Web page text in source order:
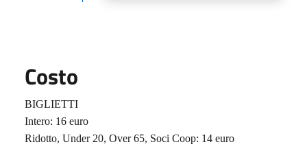
Costo
BIGLIETTI
Intero: 16 euro
Ridotto, Under 20, Over 65, Soci Coop: 14 euro